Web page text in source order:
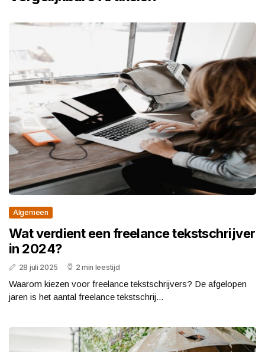
Algemeen
Wat verdient een freelance tekstschrijver
in 2024?
28 juli 2025 2 min leestijd
Waarom kiezen voor freelance tekstschrijvers? De afgelopen
jaren is het aantal freelance tekstschrij...